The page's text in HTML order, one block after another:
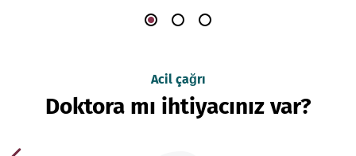
Acil çağrı
Doktora mı ihtiyacınız var?